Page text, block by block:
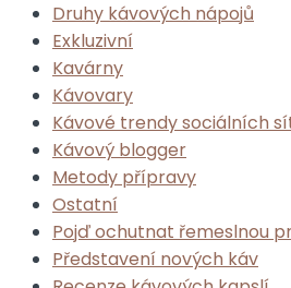
Druhy kávových nápojů
Exkluzivní
Kavárny
Kávovary
Kávové trendy sociálních
Kávový blogger
Metody přípravy
Ostatní
Pojď ochutnat řemeslnou
Představení nových káv